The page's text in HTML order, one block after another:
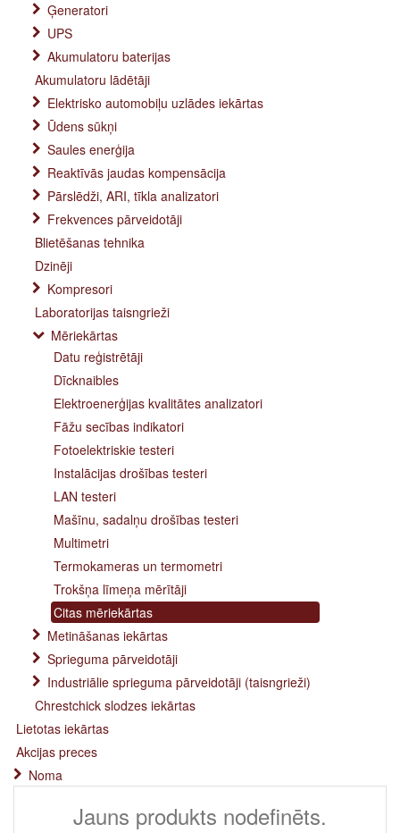
Ģeneratori
UPS
Akumulatoru baterijas
Akumulatoru lādētāji
Elektrisko automobiļu uzlādes iekārtas
Ūdens sūkņi
Saules enerģija
Reaktīvās jaudas kompensācija
Pārslēdži, ARI, tīkla analizatori
Frekvences pārveidotāji
Blietēšanas tehnika
Dzinēji
Kompresori
Laboratorijas taisngrieži
Mēriekārtas
Datu reģistrētāji
Dīcknaibles
Elektroenerģijas kvalitātes analizatori
Fāžu secības indikatori
Fotoelektriskie testeri
Instalācijas drošības testeri
LAN testeri
Mašīnu, sadalņu drošības testeri
Multimetri
Termokameras un termometri
Trokšņa līmeņa mērītāji
Citas mēriekārtas
Metināšanas iekārtas
Sprieguma pārveidotāji
Industriālie sprieguma pārveidotāji (taisngrieži)
Chrestchick slodzes iekārtas
Lietotas iekārtas
Akcijas preces
Noma
Jauns produkts nodefinēts.